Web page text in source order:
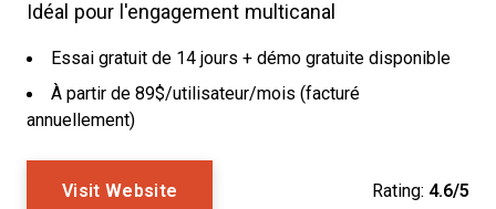
Idéal pour l'engagement multicanal
Essai gratuit de 14 jours + démo gratuite disponible
À partir de 89$/utilisateur/mois (facturé
annuellement)
Visit Website Rating: 4.6/5